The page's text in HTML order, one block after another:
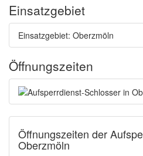
Einsatzgebiet
Einsatzgebiet: Oberzmöln
Öffnungszeiten
Öffnungszeiten der
Oberzmöln